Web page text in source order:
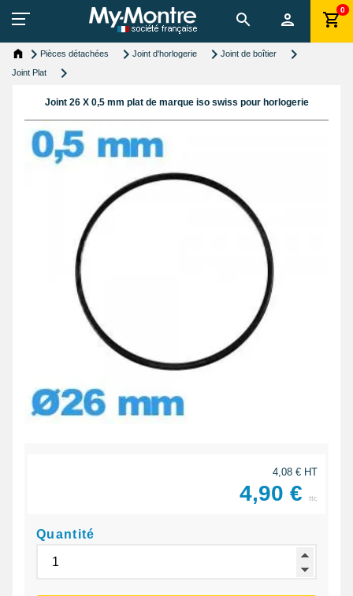
0
Pièces détachées Joint d'horlogerie
Joint de boîtier
Joint Plat
Joint 26 X 0,5 mm plat de marque iso swiss pour horlogerie
4,08 € HT
4,90 € ttc
Quantité